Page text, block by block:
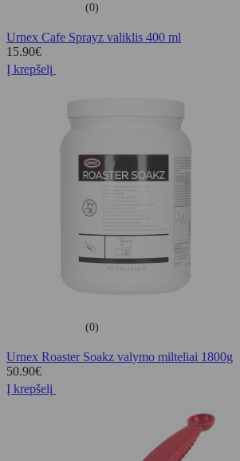
(0)
Urnex Cafe Sprayz valiklis 400 ml
15.90€
Į krepšelį
(0)
Urnex Roaster Soakz valymo milteliai 1800g
50.90€
Į krepšelį